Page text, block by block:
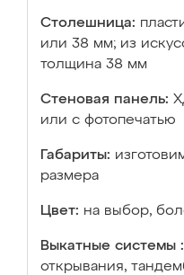
Столешница:
или 38 мм; из
толщина 38 мм
Стеновая панель:
или с фотопечатью
Габариты:
размера
Цвет: на выбор,
Выкатные системы :
открывания,